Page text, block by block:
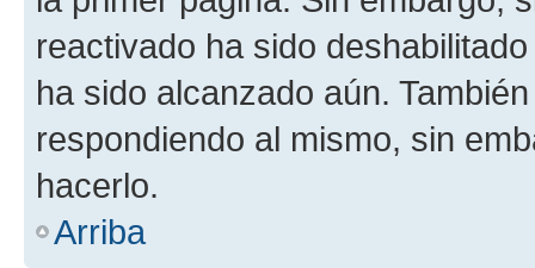
reactivado ha sido
ha sido alcanzado aún.
respondiendo al mismo, sin
hacerlo.
Arriba